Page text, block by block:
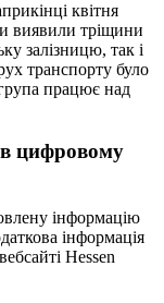
квітня
виявили тріщини
залізницю, так і
транспорту було
працює над
цифровому
інформацію
інформація
Hessen